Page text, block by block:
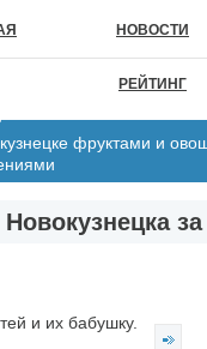
НОВОСТИ
РЕЙТИНГ
фруктами и
за
и их бабушку.